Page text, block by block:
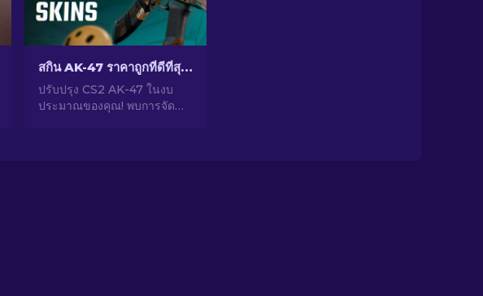
สกิน AK-47 ราคาถูกที่ดีที่สุดใน CS2 ต่ำกว่า 10 ดอลลาร์
ปรับปรุง CS2 AK-47 ในงบ
ประมาณของคุณ! พบการจัด